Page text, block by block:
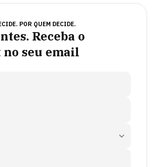
POR QUEM DECIDE.
Receba o
seu email